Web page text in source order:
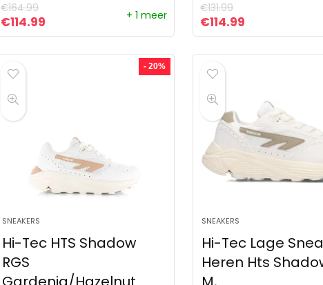
€164.99
Oorspronkelijke prijs was: €164.99.
€114.99 Huidige prijs is: €114.99.
+ 1 meer
€131.99
Oorspronkelijke
€114.99Huidige prijs
- 20%
SNEAKERS
Hi-Tec HTS Shadow
RGS
SNEAKERS
Hi-Tec Lage
Heren Hts